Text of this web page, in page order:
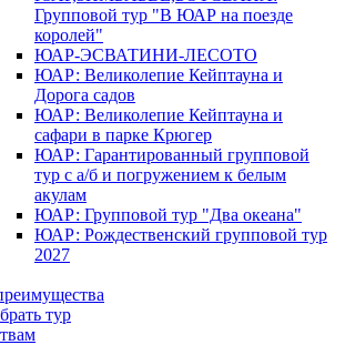
Групповой тур "В ЮАР на поезде
королей"
ЮАР-ЭСВАТИНИ-ЛЕСОТО
ЮАР: Великолепие Кейптауна и
Дорога садов
ЮАР: Великолепие Кейптауна и
сафари в парке Крюгер
ЮАР: Гарантированный групповой
тур с а/б и погружением к белым
акулам
ЮАР: Групповой тур "Два океана"
ЮАР: Рождественский групповой тур
2027
тур